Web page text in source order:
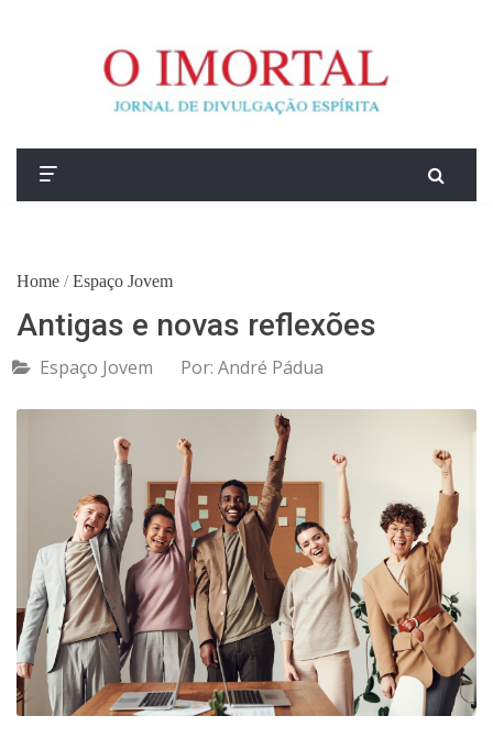
Home / Espaço Jovem
Antigas e novas reflexões
Espaço Jovem Por: André Pádua